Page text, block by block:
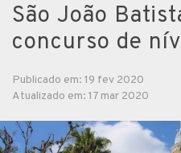
São João
concurso de
Publicado em: 19 fev 2020
Atualizado em: 17 mar 2020